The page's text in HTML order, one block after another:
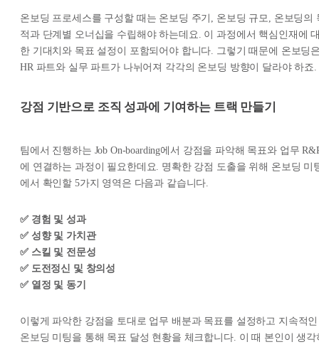
온보딩 프로세스를 구성할 때는 온보딩 주기, 온보딩 규모, 온보딩의
적과 단계별 오너십을 수립해야 하는데요. 이 과정에서 핵심인재에
한 기대치와 목표 설정이 포함되어야 합니다. 그렇기 때문에 온보딩
HR 파트와 실무 파트가 나뉘어져 각각의 온보딩 방향이 달라야 하죠.
강점 기반으로 조직 성과에 기여하는 트랙 만들기
팀에서 진행하는 Job On-boarding에서 강점을 파악해 목표와 업무
에 연결하는 과정이 필요한데요. 명확한 강점 도출을 위해 온보딩 미
에서 확인할 5가지 영역은 다음과 같습니다.
✅ 경험 및 성과
✅ 성향 및 가치관
✅ 스킬 및 전문성
✅ 도전정신 및 창의성
✅ 열정 및 동기
이렇게 파악한 강점을 토대로 업무 배분과 목표를 설정하고 지속적인
온보딩 미팅을 통해 목표 달성 현황을 체크합니다. 이 때 본인이 생각